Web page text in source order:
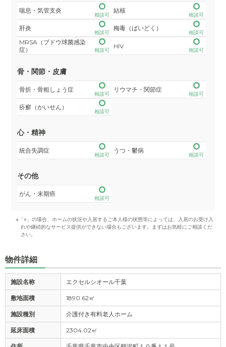
喘息・気管支炎
相談可
結核
相談可
肝炎
相談可
梅毒（ばいどく）
相談可
MRSA（ブドウ球菌感染
症）
相談可
HIV
相談可
骨・関節・皮膚
骨折・骨粗しょう症
相談可
リウマチ・関節症
相談可
疥癬（かいせん）
相談可
心・精神
統合失調症
相談可
うつ・鬱病
相談可
その他
がん・末期癌
相談可
※「○」の場合、ホームの状況や入居するご本人様の状態等によっては、入居のお受け入
れや継続的なサービス提供ができない場合もございます。まずはお気軽にご相談くだ
さい。
物件詳細
施設名称 エクセルシオール千葉
敷地面積 1890.62㎡
施設種別 介護付き有料老人ホーム
延床面積 2304.02㎡